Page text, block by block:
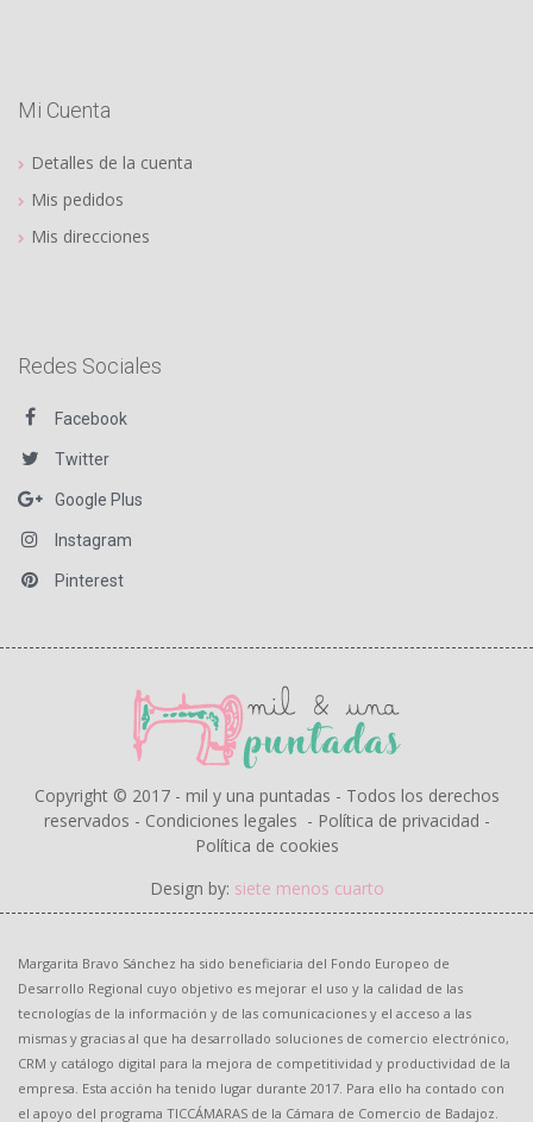
Mi Cuenta
Detalles de la cuenta
Mis pedidos
Mis direcciones
Redes Sociales
Facebook
Twitter
Google Plus
Instagram
Pinterest
Copyright © 2017 - mil y una puntadas - Todos los derechos
reservados - Condiciones legales - Política de privacidad -
Política de cookies
Design by: siete menos cuarto
Margarita Bravo Sánchez ha sido beneficiaria del Fondo Europeo de
Desarrollo Regional cuyo objetivo es mejorar el uso y la calidad de las
tecnologías de la información y de las comunicaciones y el acceso a las
mismas y gracias al que ha desarrollado soluciones de comercio electrónico,
CRM y catálogo digital para la mejora de competitividad y productividad de la
empresa. Esta acción ha tenido lugar durante 2017. Para ello ha contado con
el apoyo del programa TICCÁMARAS de la Cámara de Comercio de Badajoz.